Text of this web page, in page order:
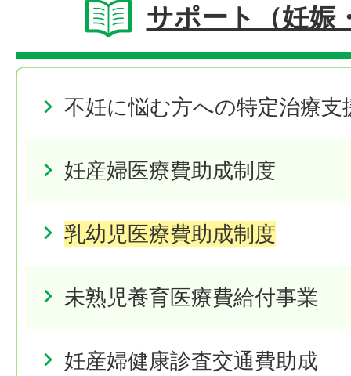
サポート（妊娠
不妊に悩む方への特定治療支
妊産婦医療費助成制度
乳幼児医療費助成制度
未熟児養育医療費給付事業
妊産婦健康診査交通費助成